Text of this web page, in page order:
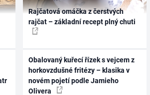
Rajčatová omáčka z čerstvých
rajčat – základní recept plný chuti
Obalovaný kuřecí řízek s vejcem z
horkovzdušné fritézy – klasika v
novém pojetí podle Jamieho
Olivera